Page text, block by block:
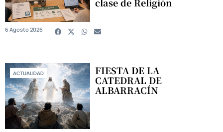
6 Agosto 2026
ACTUALIDAD FIESTA DE LA
CATEDRAL DE
ALBARRACÍN